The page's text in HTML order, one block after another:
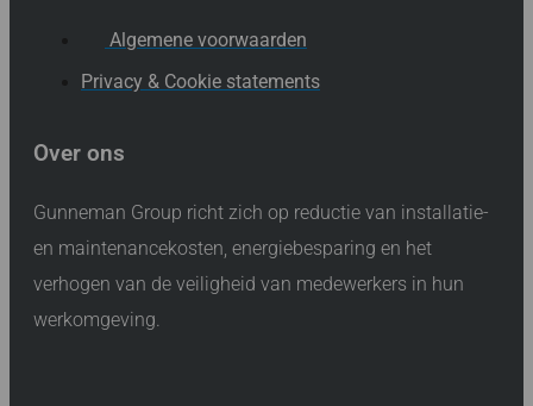
Algemene voorwaarden
Privacy & Cookie statements
Over ons
Gunneman Group richt zich op reductie van installatie-
en maintenancekosten, energiebesparing en het
verhogen van de veiligheid van medewerkers in hun
werkomgeving.